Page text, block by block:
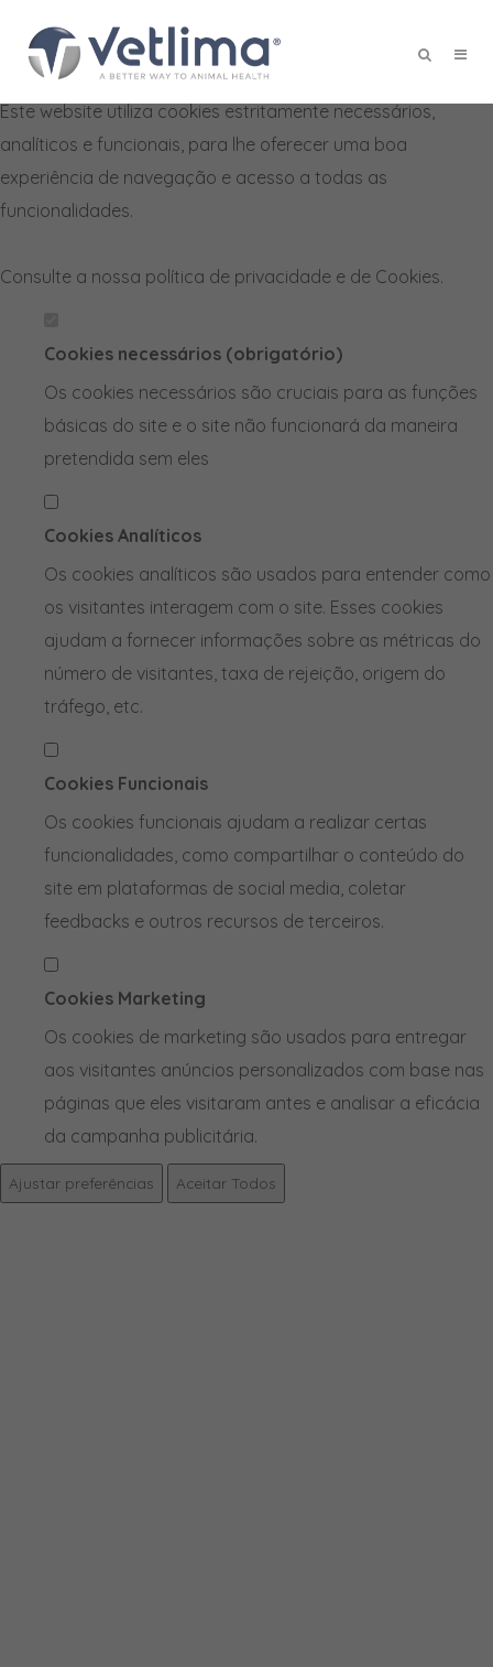
Defina as suas preferências de
cookies para este website.
Este website utiliza cookies estritamente necessários,
analíticos e funcionais, para lhe oferecer uma boa
experiência de navegação e acesso a todas as
funcionalidades.
Consulte a nossa política de privacidade e de Cookies.
Cookies necessários (obrigatório)
Os cookies necessários são cruciais para as funções
básicas do site e o site não funcionará da maneira
pretendida sem eles
Cookies Analíticos
Os cookies analíticos são usados para entender como
os visitantes interagem com o site. Esses cookies
ajudam a fornecer informações sobre as métricas do
número de visitantes, taxa de rejeição, origem do
tráfego, etc.
Cookies Funcionais
Os cookies funcionais ajudam a realizar certas
funcionalidades, como compartilhar o conteúdo do
site em plataformas de social media, coletar
feedbacks e outros recursos de terceiros.
Cookies Marketing
Os cookies de marketing são usados para entregar
aos visitantes anúncios personalizados com base nas
páginas que eles visitaram antes e analisar a eficácia
da campanha publicitária.
Ajustar preferências Aceitar Todos